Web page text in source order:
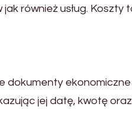
również usług. Koszty
dokumenty ekonomiczne
jej datę, kwotę